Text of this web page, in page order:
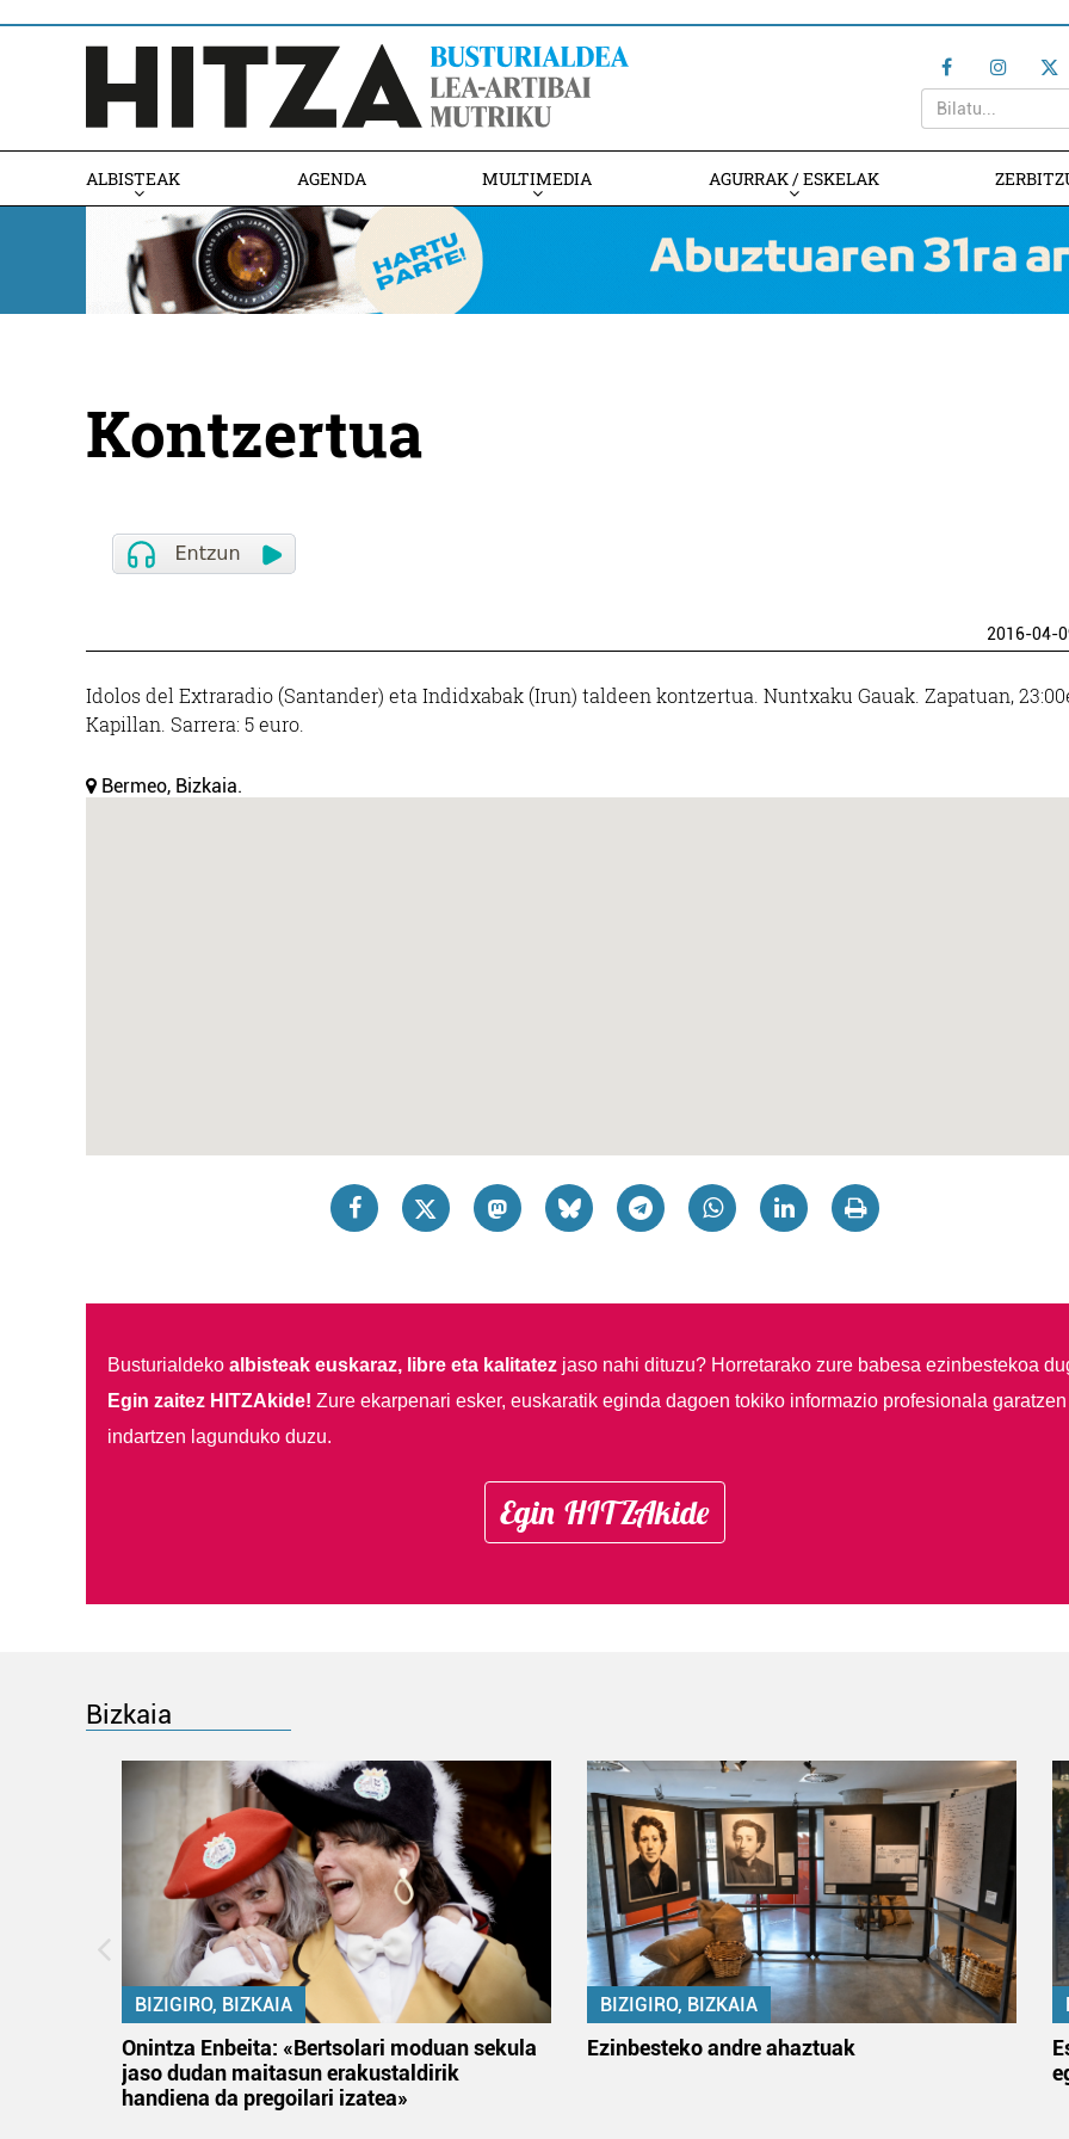
ALBISTEAK AGENDA MULTIMEDIA AGURRAK / ESKELAK
Kontzertua
2016-04-
Idolos del Extraradio (Santander) eta Indidxabak (Irun) taldeen kontzertua. Nuntxaku Gauak. Zapatuan,
Kapillan. Sarrera: 5 euro.
Bermeo, Bizkaia.
Busturialdeko albisteak euskaraz, libre eta kalitatezjaso nahi dituzu? Horretarako zure babesa ezinbestekoa
Egin zaitez HITZAkide! Zure ekarpenari esker, euskaratik eginda dagoen tokiko informazio profesionala garatzen
indartzen lagunduko duzu.
Egin HITZAkide
Bizkaia
BIZIGIRO, BIZKAIA
Onintza Enbeita: «Bertsolari moduan sekula
jaso dudan maitasun erakustaldirik
handiena da pregoilari izatea»
BIZIGIRO, BIZKAIA
Ezinbesteko andre ahaztuak